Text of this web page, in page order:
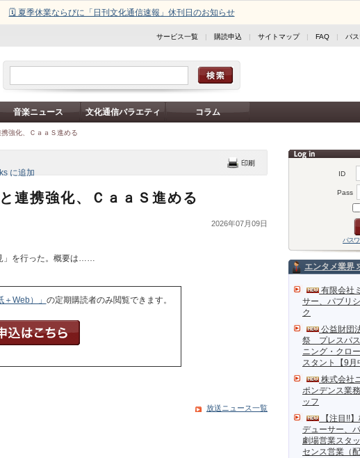
🗓️ 夏季休業ならびに「日刊文化通信速報」休刊日のお知らせ
サービス一覧 | 購読申込 | サイトマップ| FAQ | パ
音楽ニュース 文化通信バラエティ コラム
強化、ＣａａＳ進める
ID
Pass
パス
エンタメ業界
有限会社
サー、パブリ
ク
公益財団
祭 プレスパス
ニング・クロ
スタント【9月
株式会社
ポンデンス業
ッフ
【注目!!
デューサー、
劇場営業スタ
センス営業（
連携強化、ＣａａＳ進める
2026年07月09日
」を行った。概要は……
Web）」 の定期購読者のみ閲覧できます。
放送ニュース一覧